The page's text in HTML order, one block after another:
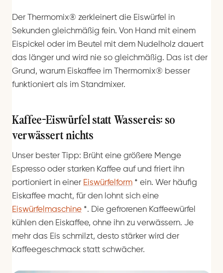
Der Thermomix® zerkleinert die Eiswürfel in
Sekunden gleichmäßig fein. Von Hand mit einem
Eispickel oder im Beutel mit dem Nudelholz dauert
das länger und wird nie so gleichmäßig. Das ist der
Grund, warum Eiskaffee im Thermomix® besser
funktioniert als im Standmixer.
Kaffee-Eiswürfel statt Wassereis: so
verwässert nichts
Unser bester Tipp: Brüht eine größere Menge
Espresso oder starken Kaffee auf und friert ihn
portioniert in einer Eiswürfelform * ein. Wer häufig
Eiskaffee macht, für den lohnt sich eine
Eiswürfelmaschine *. Die gefrorenen Kaffeewürfel
kühlen den Eiskaffee, ohne ihn zu verwässern. Je
mehr das Eis schmilzt, desto stärker wird der
Kaffeegeschmack statt schwächer.